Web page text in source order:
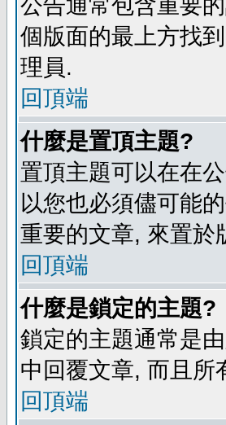
個版面的最上方找
理員.
回頂端
什麼是置頂主題?
置頂主題可以在在
以您也必須儘可能
重要的文章, 來置於
回頂端
什麼是鎖定的主題?
鎖定的主題通常是
中回覆文章, 而且所
回頂端